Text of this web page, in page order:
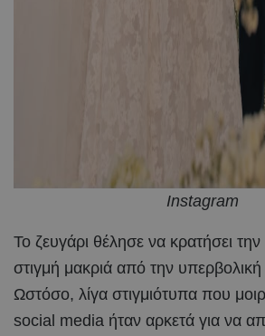
Instagram
Το ζευγάρι θέλησε να κρατήσει
στιγμή μακριά από την
Ωστόσο, λίγα στιγμιότυπα που
social media ήταν αρκετά για να